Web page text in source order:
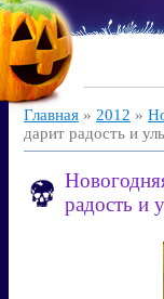
Главная » 2012 »
дарит радость и
радость и